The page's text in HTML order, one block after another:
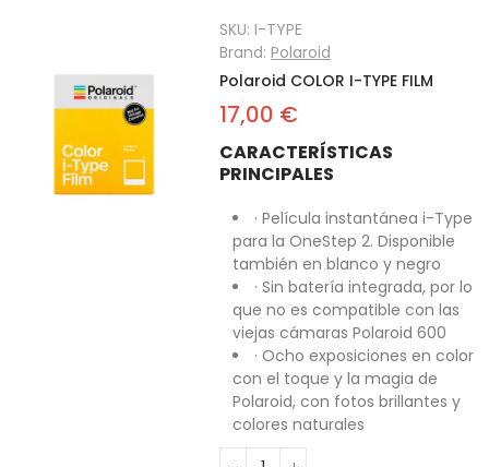
SKU:I-TYPE
Brand:Polaroid
Polaroid COLOR I-TYPE FILM
17,00 €
CARACTERÍSTICAS
PRINCIPALES
· Película instantánea i-Type
para la OneStep 2. Disponible
también en blanco y negro
· Sin batería integrada, por lo
que no es compatible con las
viejas cámaras Polaroid 600
· Ocho exposiciones en color
con el toque y la magia de
Polaroid, con fotos brillantes y
colores naturales